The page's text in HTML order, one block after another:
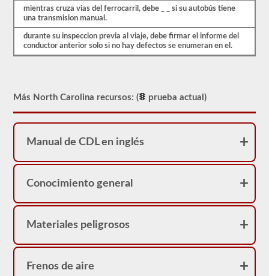
autobús
articulado
requiere
el
pasajero.
sorprenda
si
CDL
una
pasajeros
mientras cruza vias del ferrocarril, debe _ _ si su autobús tiene
una transmision manual.
durante su inspeccion previa al viaje, debe firmar el informe del
conductor anterior solo si no hay defectos se enumeran en el.
Más North Carolina recursos: ( prueba actual)
Manual de CDL en inglés
Conocimiento general
Materiales peligrosos
Frenos de aire